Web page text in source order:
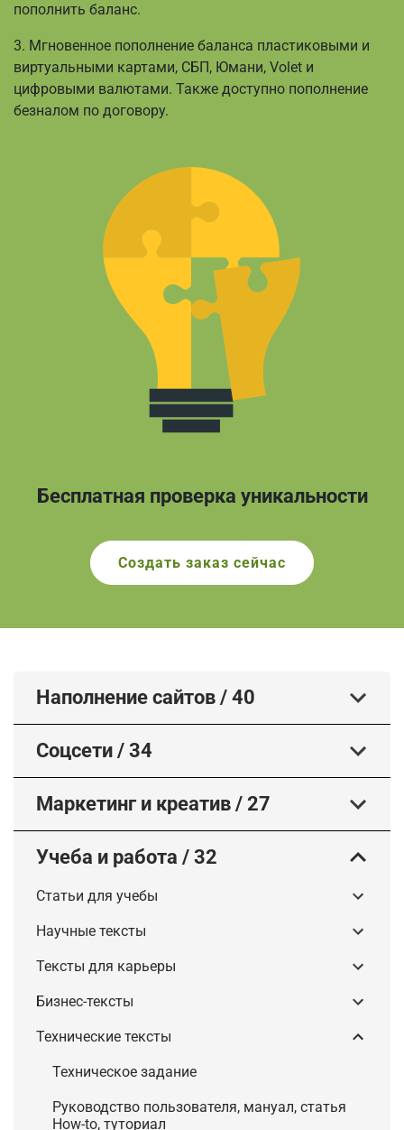
пополнить баланс.
3. Мгновенное пополнение баланса пластиковыми и
виртуальными картами, СБП, Юмани, Volet и
цифровыми валютами. Также доступно пополнение
безналом по договору.
Бесплатная проверка уникальности
Создать заказ сейчас
Наполнение сайтов / 40
Соцсети / 34
Маркетинг и креатив / 27
Учеба и работа / 32
Статьи для учебы
Научные тексты
Тексты для карьеры
Бизнес-тексты
Технические тексты
Техническое задание
Руководство пользователя, мануал, статья
How-to, туториал